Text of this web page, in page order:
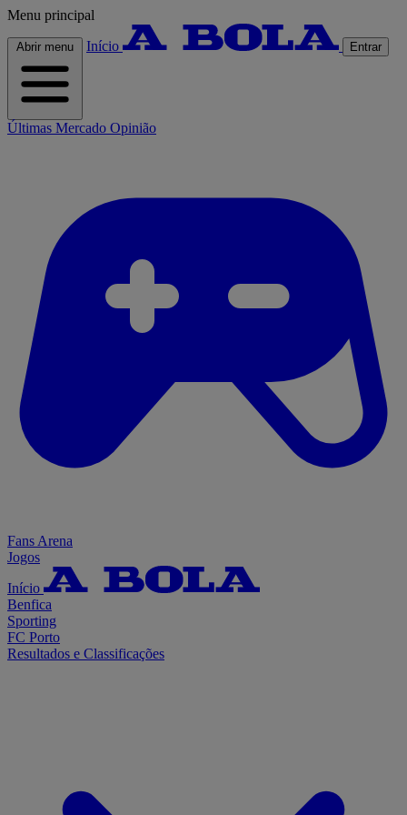
Menu principal
Abrir menu Início Entrar
Últimas Mercado Opinião
Fans Arena
Jogos
Início
Benfica
Sporting
FC Porto
Resultados e Classificações